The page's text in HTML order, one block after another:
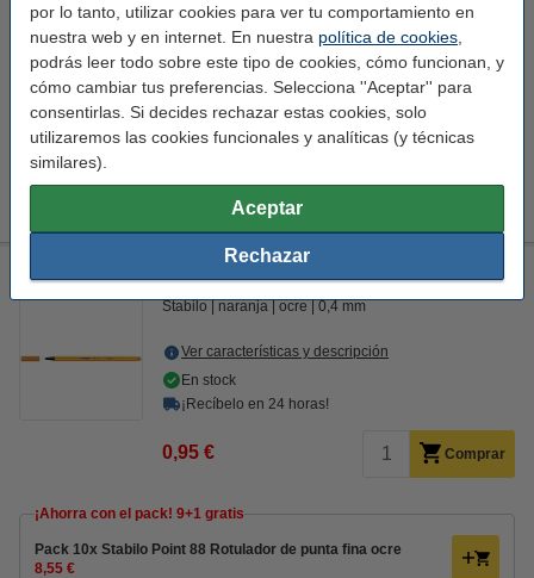
por lo tanto, utilizar cookies para ver tu comportamiento en
nuestra web y en internet. En nuestra política de cookies
podrás leer todo sobre este tipo de cookies, cómo funcionan, y
cómo cambiar tus preferencias. Selecciona ''Aceptar'' para
consentirlas. Si decides rechazar estas cookies, solo
utilizaremos las cookies funcionales y analíticas (y técnicas
similares).
Aceptar
Rechazar
¡Ahorra con el pack! 9+1 gratis
Pack 10x Stabilo Point 88 Rotulador de punta fina punta
8,55 €
Consejo: pide también papel cuadriculado
123tinta Papel cuadriculado tamaño A4 25 hojas (80 g/m2)
Stabilo naranja ocre 0,4 mm
Ver características y descripción
En stock
¡Recíbelo en 24 horas!
0,95 € Comprar
¡Ahorra con el pack! 9+1 gratis
Pack 10x Stabilo Point 88 Rotulador de punta fina ocre
8,55 €